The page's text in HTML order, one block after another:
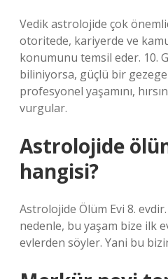
Vedik astrolojide çok
otoritede, kariyerde ve
konumunu temsil eder. 10.
biliniyorsa, güçlü bir
profesyonel yaşamını,
vurgular.
Astrolojide
hangisi?
Astrolojide Ölüm Evi 8.
nedenle, bu yaşam bize ilk
evlerden söyler. Yani bu